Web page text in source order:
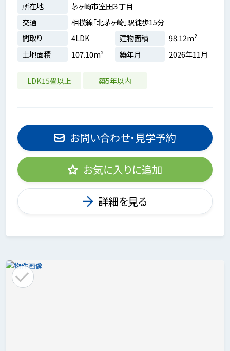
所在地
茅ヶ崎市室田３丁目
交通
相模線「北茅ヶ崎」駅徒歩15分
間取り
4LDK 建物面積
98.12m²
土地面積
107.10m² 築年月 2026年11月
LDK15畳以上 築5年以内
お問い合わせ・見学予約
お気に入りに追加
詳細を見る